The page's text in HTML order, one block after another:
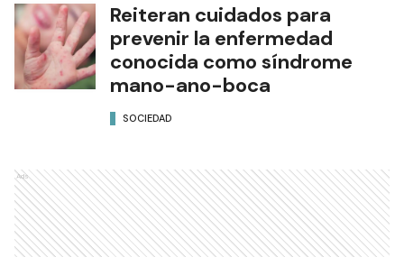
Reiteran cuidados para
prevenir la enfermedad
conocida como síndrome
mano-ano-boca
SOCIEDAD
Ads